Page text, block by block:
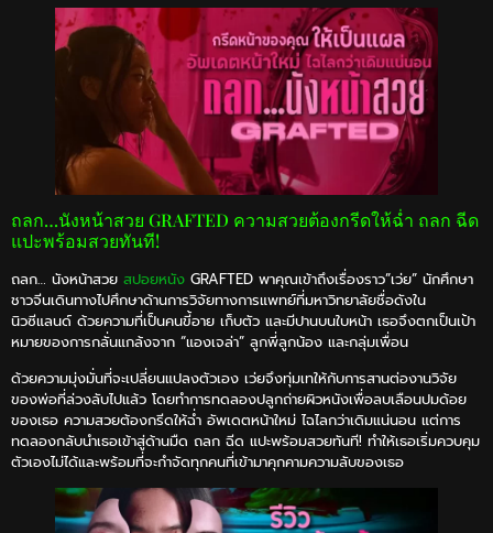
ถลก…นังหน้าสวย GRAFTED ความสวยต้องกรีดให้ฉ่ำ ถลก ฉีด
แปะพร้อมสวยทันที!
ถลก… นังหน้าสวย สปอยหนัง GRAFTED พาคุณเข้าถึงเรื่องราว”เว่ย” นักศึกษา
ชาวจีนเดินทางไปศึกษาด้านการวิจัยทางการแพทย์ที่มหาวิทยาลัยชื่อดังใน
นิวซีแลนด์ ด้วยความที่เป็นคนขี้อาย เก็บตัว และมีปานบนใบหน้า เธอจึงตกเป็นเป้า
หมายของการกลั่นแกล้งจาก “แองเจล่า” ลูกพี่ลูกน้อง และกลุ่มเพื่อน
ด้วยความมุ่งมั่นที่จะเปลี่ยนแปลงตัวเอง เว่ยจึงทุ่มเทให้กับการสานต่องานวิจัย
ของพ่อที่ล่วงลับไปแล้ว โดยทำการทดลองปลูกถ่ายผิวหนังเพื่อลบเลือนปมด้อย
ของเธอ ความสวยต้องกรีดให้ฉ่ำ อัพเดตหน้าใหม่ ไฉไลกว่าเดิมแน่นอน แต่การ
ทดลองกลับนำเธอเข้าสู่ด้านมืด ถลก ฉีด แปะพร้อมสวยทันที! ทำให้เธอเริ่มควบคุม
ตัวเองไม่ได้และพร้อมที่จะกำจัดทุกคนที่เข้ามาคุกคามความลับของเธอ